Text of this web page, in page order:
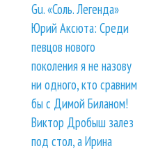
Gu. «Соль. Легенда»
Юрий Аксюта: Среди
певцов нового
поколения я не назову
ни одного, кто сравним
бы с Димой Биланом!
Виктор Дробыш залез
под стол, а Ирина